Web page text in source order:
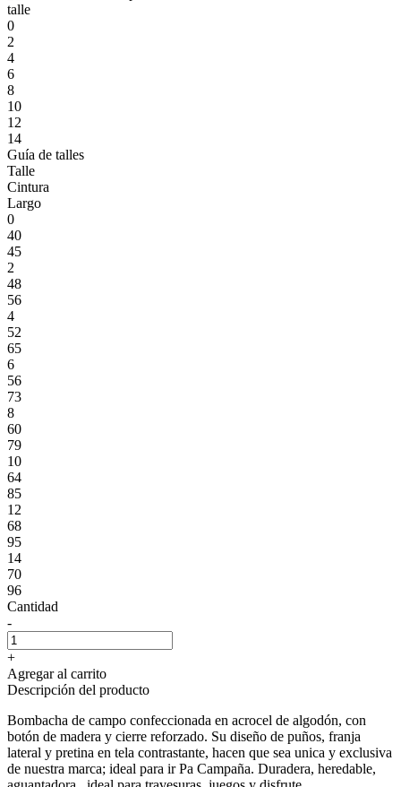
talle
0
2
4
6
8
10
12
14
Guía de talles
Talle
Cintura
Largo
0
40
45
2
48
56
4
52
65
6
56
73
8
60
79
10
64
85
12
68
95
14
70
96
Cantidad
-
+
Agregar al carrito
Descripción del producto
Bombacha de campo confeccionada en acrocel de algodón, con
botón de madera y cierre reforzado. Su diseño de puños, franja
lateral y pretina en tela contrastante, hacen que sea unica y exclusiva
de nuestra marca; ideal para ir Pa Campaña. Duradera, heredable,